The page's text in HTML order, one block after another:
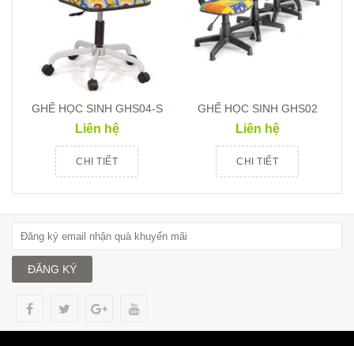
GHẾ HỌC SINH GHS04-S
Liên hệ
CHI TIẾT
GHẾ HỌC SINH GHS02
Liên hệ
CHI TIẾT
ĐĂNG KÝ